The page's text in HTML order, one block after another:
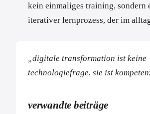
kein einmaliges training, sondern
iterativer lernprozess, der im
„digitale transformation ist keine
technologiefrage. sie ist
verwandte beiträge